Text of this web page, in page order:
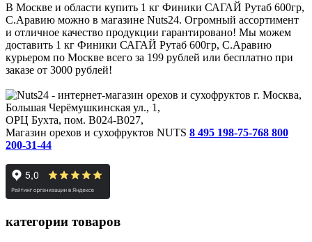
В Москве и области купить 1 кг Финики САГАЙ Рутаб 600гр,
С.Аравию можно в магазине Nuts24. Огромный ассортимент
и отличное качество продукции гарантировано! Мы можем
доставить 1 кг Финики САГАЙ Рутаб 600гр, С.Аравию
курьером по Москве всего за 199 рублей или бесплатно при
заказе от 3000 рублей!
г. Москва,
Большая Черёмушкинская ул., 1,
ОРЦ Бухта, пом. B024-B027,
Магазин орехов и сухофруктов NUTS 8 495 198-75-768 800
200-31-44
категории товаров